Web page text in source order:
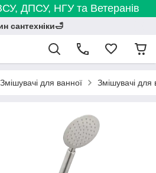
ДПСУ, НГУ та Ветеранів
сантехніки🛁
Змішувачі для ванної Змішувачі для